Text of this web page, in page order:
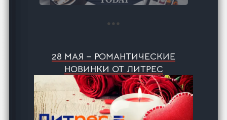
28 МАЯ – РОМАНТИЧЕСКИЕ
НОВИНКИ ОТ ЛИТРЕС